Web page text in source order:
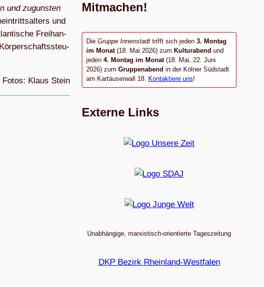
und zu­guns­ten
und
Frei­han­
Fotos: Klaus Stein
Mitmachen!
Die Gruppe Innenstadt trifft sich jeden 3. Montag
im Monat (18. Mai 2026) zum Kulturabend und
jeden 4. Montag im Monat(18. Mai, 22. Juni
2026) zum Gruppenabend in der Kölner Südstadt
am Kartäuserwall 18. Kontaktiere uns!
Externe Links
Unabhängige, marxistisch-orientierte Tageszeitung
DKP Bezirk Rheinland-Westfalen